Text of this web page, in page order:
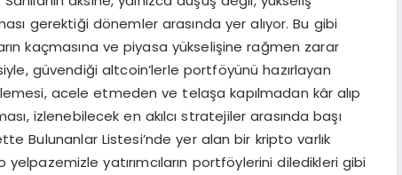
gerektiği dönemler arasında yer alıyor. Bu gibi
kaçmasına ve piyasa yükselişine rağmen zarar
güvendiği altcoin’lerle portföyünü hazırlayan
acele etmeden ve telaşa kapılmadan kâr alıp
izlenebilecek en akılcı stratejiler arasında başı
Bulunanlar Listesi’nde yer alan bir kripto varlık
yatırımcıların portföylerini diledikleri gibi